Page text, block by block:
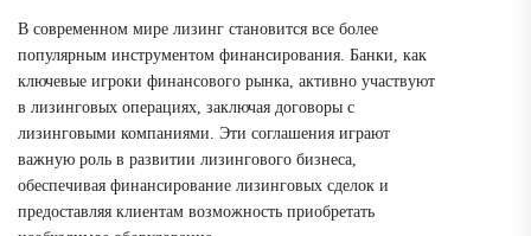
В современном мире лизинг становится все более
популярным инструментом финансирования. Банки, как
ключевые игроки финансового рынка, активно участвуют
в лизинговых операциях, заключая договоры с
лизинговыми компаниями. Эти соглашения играют
важную роль в развитии лизингового бизнеса,
обеспечивая финансирование лизинговых сделок и
предоставляя клиентам возможность приобретать